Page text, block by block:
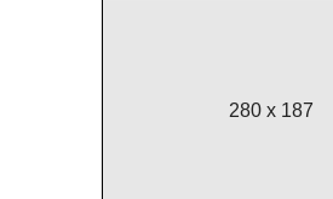
280 x 187